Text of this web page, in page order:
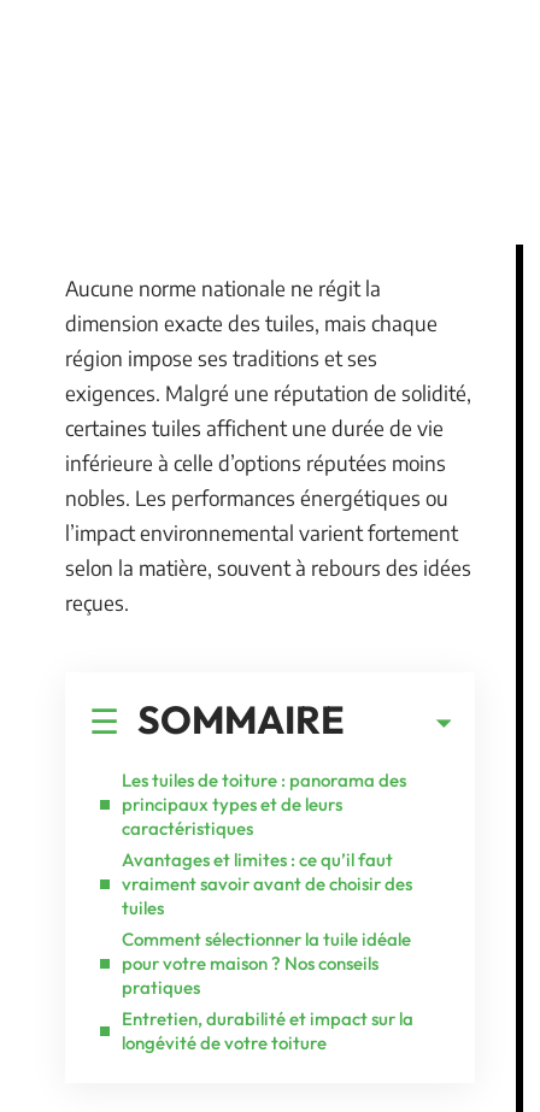
Aucune norme nationale ne régit la
dimension exacte des tuiles, mais chaque
région impose ses traditions et ses
exigences. Malgré une réputation de solidité,
certaines tuiles affichent une durée de vie
inférieure à celle d’options réputées moins
nobles. Les performances énergétiques ou
l’impact environnemental varient fortement
selon la matière, souvent à rebours des idées
reçues.
SOMMAIRE
Les tuiles de toiture : panorama des
principaux types et de leurs
caractéristiques
Avantages et limites : ce qu’il faut
vraiment savoir avant de choisir des
tuiles
Comment sélectionner la tuile idéale
pour votre maison ? Nos conseils
pratiques
Entretien, durabilité et impact sur la
longévité de votre toiture